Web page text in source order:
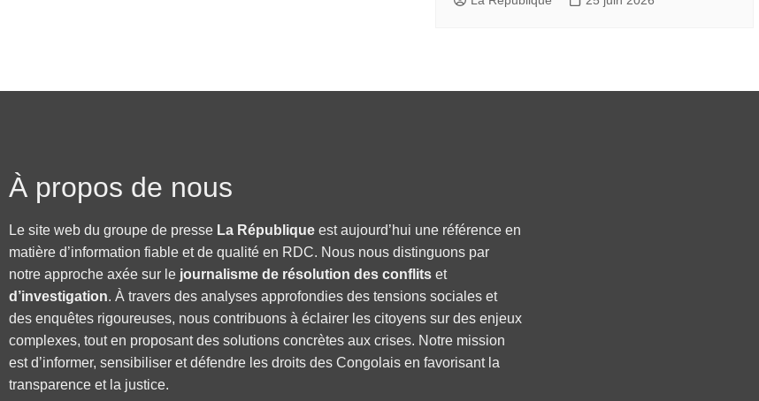
À propos de nous
Le site web du groupe de presse La République est aujourd’hui une référence en
matière d’information fiable et de qualité en RDC. Nous nous distinguons par
notre approche axée sur le journalisme de résolution des conflits et
d’investigation. À travers des analyses approfondies des tensions sociales et
des enquêtes rigoureuses, nous contribuons à éclairer les citoyens sur des enjeux
complexes, tout en proposant des solutions concrètes aux crises. Notre mission
est d’informer, sensibiliser et défendre les droits des Congolais en favorisant la
transparence et la justice.